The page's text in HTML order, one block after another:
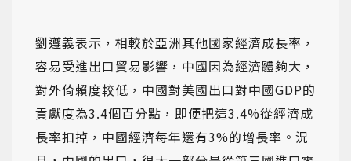
劉遵義表示，相較於亞洲其他國家經濟成長率，
容易受進出口貿易影響，中國因為經濟體夠大，
對外倚賴度較低，中國對美國出口對中國GDP的
貢獻度為3.4個百分點，即便把這3.4%從經濟成
長率扣掉，中國經濟每年還有3%的增長率。況